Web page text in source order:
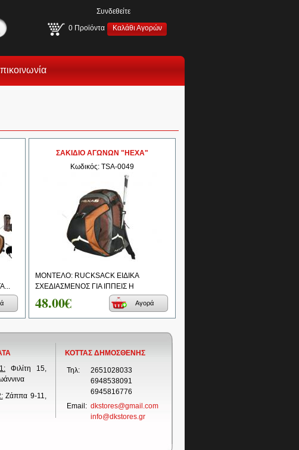
Συνδεθείτε
0 Προϊόντα Καλάθι Αγορών
ΣΑΚΙΔΙΟ ΑΓΩΝΩΝ "HEXA"
Κωδικός: TSA-0049
ΜΟΝΤΕΛΟ: RUCKSACK ΕΙΔΙΚΑ
ΣΧΕΔΙΑΣΜΕΝΟΣ ΓΙΑ ΙΠΠΕΙΣ Η
48.00€ Αγορά
Φιλίτη 15,
Ζάππα 9-11,
ΚΟΤΤΑΣ ΔΗΜΟΣΘΕΝΗΣ
Τηλ:
2651028033
6948538091
6945816776
Email: dkstores@gmail.com
info@dkstores.gr